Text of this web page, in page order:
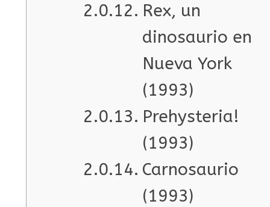
Rex, un
dinosaurio en
Nueva York
(1993)
Prehysteria!
(1993)
Carnosaurio
(1993)